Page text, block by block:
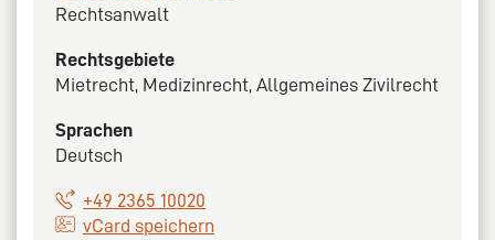
Rechtsanwalt
Rechtsgebiete
Mietrecht, Medizinrecht, Allgemeines Zivilrecht
Sprachen
Deutsch
+49 2365 10020
vCard speichern